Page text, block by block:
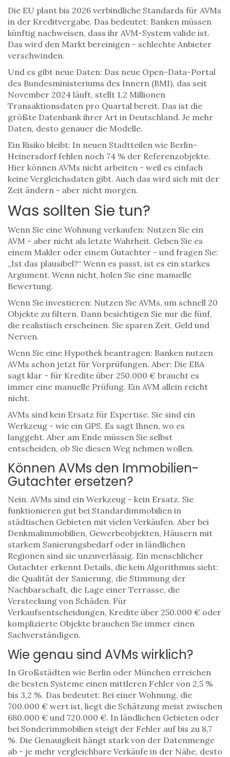
Die EU plant bis 2026 verbindliche Standards für AVMs
in der Kreditvergabe. Das bedeutet: Banken müssen
künftig nachweisen, dass ihr AVM-System valide ist.
Das wird den Markt bereinigen - schlechte Anbieter
verschwinden.
Und es gibt neue Daten: Das neue Open-Data-Portal
des Bundesministeriums des Innern (BMI), das seit
November 2024 läuft, stellt 1,2 Millionen
Transaktionsdaten pro Quartal bereit. Das ist die
größte Datenbank ihrer Art in Deutschland. Je mehr
Daten, desto genauer die Modelle.
Ein Risiko bleibt: In neuen Stadtteilen wie Berlin-
Heinersdorf fehlen noch 74 % der Referenzobjekte.
Hier können AVMs nicht arbeiten - weil es einfach
keine Vergleichsdaten gibt. Auch das wird sich mit der
Zeit ändern - aber nicht morgen.
Was sollten Sie tun?
Wenn Sie eine Wohnung verkaufen: Nutzen Sie ein
AVM - aber nicht als letzte Wahrheit. Geben Sie es
einem Makler oder einem Gutachter - und fragen Sie:
„Ist das plausibel?“ Wenn es passt, ist es ein starkes
Argument. Wenn nicht, holen Sie eine manuelle
Bewertung.
Wenn Sie investieren: Nutzen Sie AVMs, um schnell 20
Objekte zu filtern. Dann besichtigen Sie nur die fünf,
die realistisch erscheinen. Sie sparen Zeit, Geld und
Nerven.
Wenn Sie eine Hypothek beantragen: Banken nutzen
AVMs schon jetzt für Vorprüfungen. Aber: Die EBA
sagt klar - für Kredite über 250.000 € braucht es
immer eine manuelle Prüfung. Ein AVM allein reicht
nicht.
AVMs sind kein Ersatz für Expertise. Sie sind ein
Werkzeug - wie ein GPS. Es sagt Ihnen, wo es
langgeht. Aber am Ende müssen Sie selbst
entscheiden, ob Sie diesen Weg nehmen wollen.
Können AVMs den Immobilien-
Gutachter ersetzen?
Nein. AVMs sind ein Werkzeug - kein Ersatz. Sie
funktionieren gut bei Standardimmobilien in
städtischen Gebieten mit vielen Verkäufen. Aber bei
Denkmalimmobilien, Gewerbeobjekten, Häusern mit
starkem Sanierungsbedarf oder in ländlichen
Regionen sind sie unzuverlässig. Ein menschlicher
Gutachter erkennt Details, die kein Algorithmus sieht:
die Qualität der Sanierung, die Stimmung der
Nachbarschaft, die Lage einer Terrasse, die
Versteckung von Schäden. Für
Verkaufsentscheidungen, Kredite über 250.000 € oder
komplizierte Objekte brauchen Sie immer einen
Sachverständigen.
Wie genau sind AVMs wirklich?
In Großstädten wie Berlin oder München erreichen
die besten Systeme einen mittleren Fehler von 2,5 %
bis 3,2 %. Das bedeutet: Bei einer Wohnung, die
700.000 € wert ist, liegt die Schätzung meist zwischen
680.000 € und 720.000 €. In ländlichen Gebieten oder
bei Sonderimmobilien steigt der Fehler auf bis zu 8,7
%. Die Genauigkeit hängt stark von der Datenmenge
ab - je mehr vergleichbare Verkäufe in der Nähe, desto